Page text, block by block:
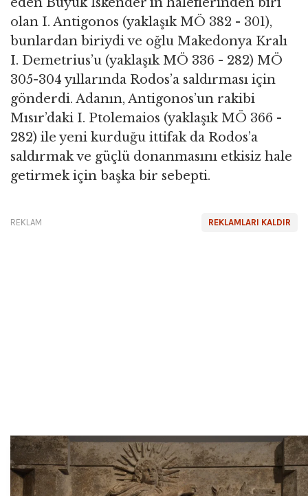
olan I. Antigonos (yaklaşık MÖ 382 - 301),
bunlardan biriydi ve oğlu Makedonya Kralı
I. Demetrius’u (yaklaşık MÖ 336 - 282) MÖ
305-304 yıllarında Rodos’a saldırması için
gönderdi. Adanın, Antigonos’un rakibi
Mısır’daki I. Ptolemaios (yaklaşık MÖ 366 -
282) ile yeni kurduğu ittifak da Rodos’a
saldırmak ve güçlü donanmasını etkisiz hale
getirmek için başka bir sebepti.
REKLAMLARI KALDIR
REKLAM